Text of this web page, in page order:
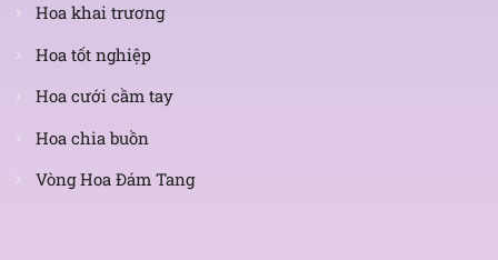
Hoa khai trương
Hoa tốt nghiệp
Hoa cưới cầm tay
Hoa chia buồn
Vòng Hoa Đám Tang